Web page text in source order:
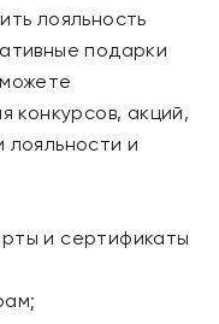
лояльность
подарки
конкурсов, акций,
и
и сертификаты